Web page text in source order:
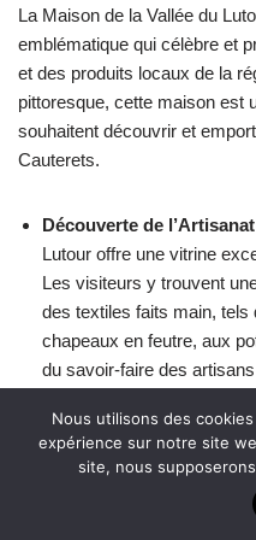
La Maison de la Vallée du
emblématique qui célèbre et
et des produits locaux de la
pittoresque, cette maison est
souhaitent découvrir et
Cauterets.
Découverte de
Lutour offre une vitrine
Les visiteurs y trouvent
des textiles faits main, tels
chapeaux en feutre, aux
du savoir-faire des
des artisans locaux.
Produits du Terroir: La
l’on peut découvrir et
terroir. Cela inclut des
Nous utilisons des
expérience sur notre site
site, nous